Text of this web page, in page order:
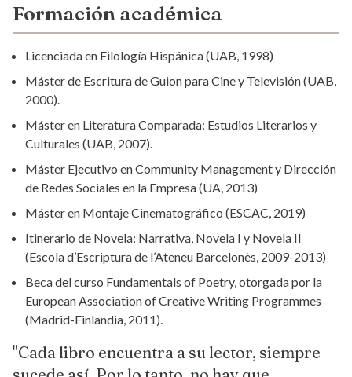
Formación académica
Licenciada en Filología Hispánica (UAB, 1998)
Máster de Escritura de Guion para Cine y Televisión (UAB,
2000).
Máster en Literatura Comparada: Estudios Literarios y
Culturales (UAB, 2007).
Máster Ejecutivo en Community Management y Dirección
de Redes Sociales en la Empresa (UA, 2013)
Máster en Montaje Cinematográfico (ESCAC, 2019)
Itinerario de Novela: Narrativa, Novela I y Novela II
(Escola d’Escriptura de l’Ateneu Barcelonès, 2009-2013)
Beca del curso Fundamentals of Poetry, otorgada por la
European Association of Creative Writing Programmes
(Madrid-Finlandia, 2011).
"Cada libro encuentra a su lector, siempre